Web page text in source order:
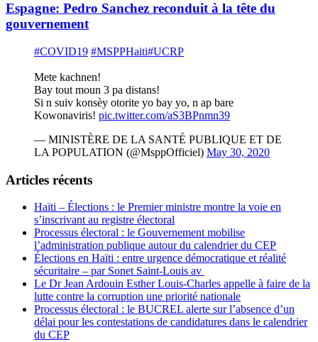
Espagne: Pedro Sanchez reconduit à la tête du
gouvernement
#COVID19 #MSPPHaiti#UCRP
Mete kachnen!
Bay tout moun 3 pa distans!
Si n suiv konsèy otorite yo bay yo, n ap bare
Kowonaviris! pic.twitter.com/aS3BPnmn39
— MINISTÈRE DE LA SANTÉ PUBLIQUE ET DE
LA POPULATION (@MsppOfficiel) May 30, 2020
Articles récents
Haïti – Élections : le Premier ministre montre la voie en
s’inscrivant au registre électoral
Processus électoral : le Gouvernement mobilise
l’administration publique autour du calendrier du CEP
Élections en Haïti : entre urgence démocratique et réalité
sécuritaire – par Sonet Saint-Louis av
Le Dr Jean Ardouin Esther Louis-Charles appelle à faire de la
lutte contre la corruption une priorité nationale
Processus électoral : le BUCREL alerte sur l’absence d’un
délai pour les contestations de candidatures dans le calendrier
du CEP